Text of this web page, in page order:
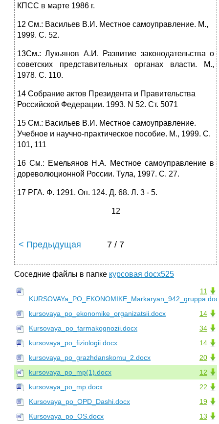
КПСС в марте 1986 г.
12 См.: Васильев В.И. Местное самоуправление. М.,
1999. С. 52.
13См.: Лукьянов А.И. Развитие законодательства о
советских представительных органах власти. М.,
1978. С. 110.
14 Собрание актов Президента и Правительства
Российской Федерации. 1993. N 52. Ст. 5071
15 См.: Васильев В.И. Местное самоуправление.
Учебное и научно-практическое пособие. М., 1999. С.
101, 111
16 См.: Емельянов Н.А. Местное самоуправление в
дореволюционной России. Тула, 1997. С. 27.
17 РГА. Ф. 1291. Оп. 124. Д. 68. Л. 3 - 5.
12
< Предыдущая 7 / 7
Соседние файлы в папке курсовая docx525
11
14
kursovaya_po_ekonomike_organizatsii.docx
34
Kursovaya_po_farmakognozii.docx
14
kursovaya_po_fiziologii.docx
20
kursovaya_po_grazhdanskomu_2.docx
12
kursovaya_po_mp(1).docx
22
kursovaya_po_mp.docx
19
Kursovaya_po_OPD_Dashi.docx
13
Kursovaya_po_OS.docx